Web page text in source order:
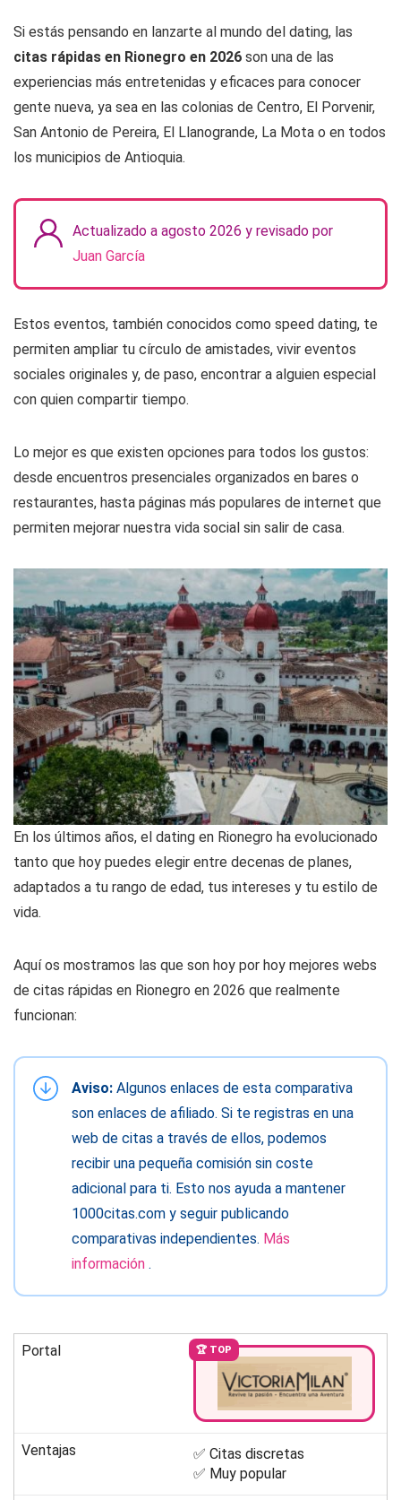
Si estás pensando en lanzarte al mundo del dating, las
citas rápidas en Rionegro en 2026 son una de las
experiencias más entretenidas y eficaces para conocer
gente nueva, ya sea en las colonias de Centro, El Porvenir,
San Antonio de Pereira, El Llanogrande, La Mota o en todos
los municipios de Antioquia.
Actualizado a agosto 2026 y revisado por
Juan García
Estos eventos, también conocidos como speed dating, te
permiten ampliar tu círculo de amistades, vivir eventos
sociales originales y, de paso, encontrar a alguien especial
con quien compartir tiempo.
Lo mejor es que existen opciones para todos los gustos:
desde encuentros presenciales organizados en bares o
restaurantes, hasta páginas más populares de internet que
permiten mejorar nuestra vida social sin salir de casa.
En los últimos años, el dating en Rionegro ha evolucionado
tanto que hoy puedes elegir entre decenas de planes,
adaptados a tu rango de edad, tus intereses y tu estilo de
vida.
Aquí os mostramos las que son hoy por hoy mejores webs
de citas rápidas en Rionegro en 2026 que realmente
funcionan:
Aviso: Algunos enlaces de esta comparativa
son enlaces de afiliado. Si te registras en una
web de citas a través de ellos, podemos
recibir una pequeña comisión sin coste
adicional para ti. Esto nos ayuda a mantener
1000citas.com y seguir publicando
comparativas independientes. Más
información .
Portal 🏆 TOP
Ventajas
✅ Citas discretas
✅ Muy popular